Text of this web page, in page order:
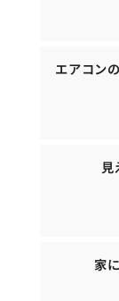
エアコン
家